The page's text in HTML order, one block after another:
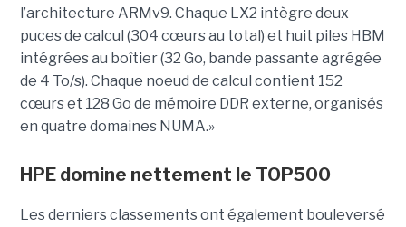
l’architecture ARMv9. Chaque LX2 intègre deux
puces de calcul (304 cœurs au total) et huit piles HBM
intégrées au boîtier (32 Go, bande passante agrégée
de 4 To/s). Chaque noeud de calcul contient 152
cœurs et 128 Go de mémoire DDR externe, organisés
en quatre domaines NUMA.»
HPE domine nettement le TOP500
Les derniers classements ont également bouleversé